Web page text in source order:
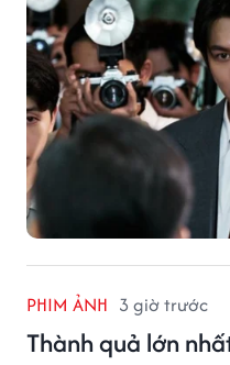
PHIM ẢNH 3 giờ trước
Thành quả lớn